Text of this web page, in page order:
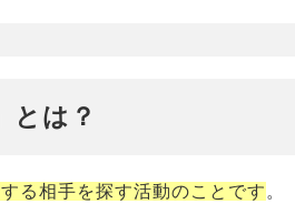
とは？
る相手を探す活動のことです 。